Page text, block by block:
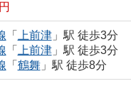
「 上前津」駅 徒歩3分
「 上前津」駅 徒歩3分
「 鶴舞」駅 徒歩8分